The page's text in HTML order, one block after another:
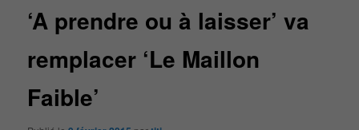
‘A prendre ou à laisser’ va
remplacer ‘Le Maillon
Faible’